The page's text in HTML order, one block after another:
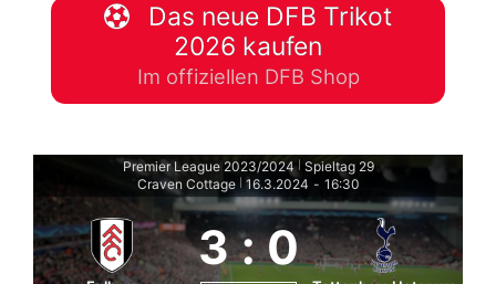
Das neue DFB Trikot
2026 kaufen
Im offiziellen DFB Shop
Premier League 2023/2024
Spieltag 29
Craven Cottage
16.3.2024 - 16:30
3 :0